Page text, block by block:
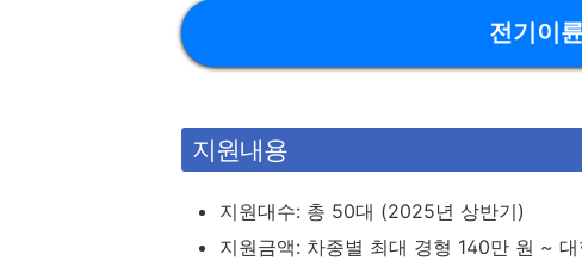
전기이
지원내용
지원대수: 총 50대 (2025년 상반기)
지원금액: 차종별 최대 경형 140만 원 ~